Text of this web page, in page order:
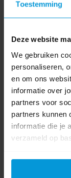
Toestemming
Deze website
We gebruiken
personaliseren,
en om ons
informatie over
partners voor
partners kunnen
informatie die je
verzameld op
Kleur
Schrijf als